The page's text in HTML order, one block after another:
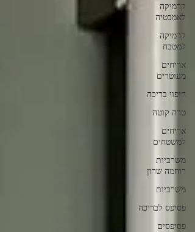
קרמיקה
לאמבטיה
קרמיקה
למטבח
אריחים
מעוטרים
חיפוי בריכה
טרה קוטה
אריחים
למשטחים
משרביות
רוחמה שרון
משרביות
פסיפס לבריכה
פסיפסים